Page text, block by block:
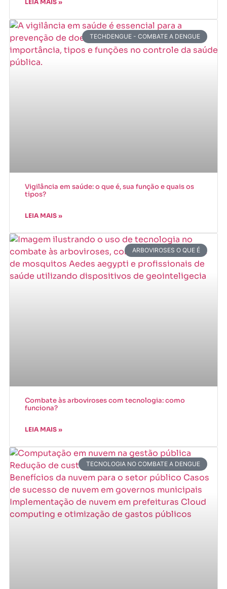
LEIA MAIS »
TECHDENGUE - COMBATE A DENGUE
Vigilância em saúde: o que é, sua função e quais os
tipos?
LEIA MAIS »
ARBOVIROSES O QUE É
Combate às arboviroses com tecnologia: como
funciona?
LEIA MAIS »
TECNOLOGIA NO COMBATE A DENGUE